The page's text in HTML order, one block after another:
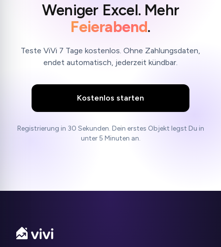
Weniger Excel. Mehr
Feierabend.
Teste ViVi 7 Tage kostenlos. Ohne Zahlungsdaten,
endet automatisch, jederzeit kündbar.
Kostenlos starten
Registrierung in 30 Sekunden. Dein erstes Objekt legst Du in
unter 5 Minuten an.